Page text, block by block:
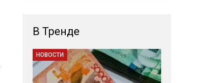
В Тренде
НОВОСТИ